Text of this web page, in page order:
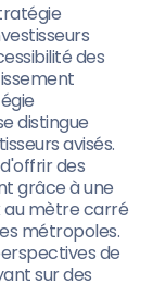
des
distingue
avisés.
des
grâce à une
au mètre carré
métropoles.
de
sur des